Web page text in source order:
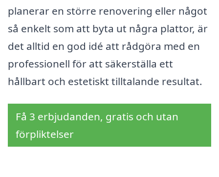
planerar en större renovering eller något
så enkelt som att byta ut några plattor, är
det alltid en god idé att rådgöra med en
professionell för att säkerställa ett
hållbart och estetiskt tilltalande resultat.
Få 3 erbjudanden, gratis och utan
förpliktelser